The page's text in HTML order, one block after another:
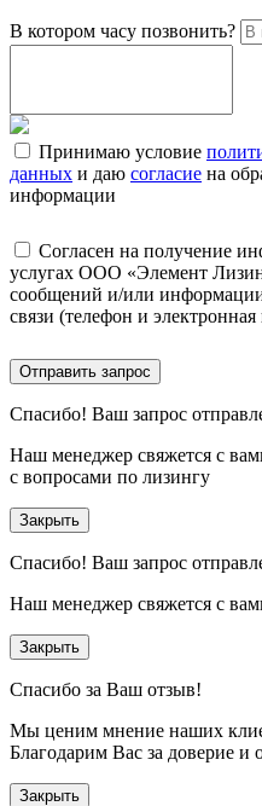
В котором часу позвонить?
Принимаю условие
данных и даю согласие на
информации
Согласен на получение
услугах ООО «Элемент
сообщений и/или
связи (телефон и электронная
Отправить запрос
Спасибо! Ваш запрос
Наш менеджер свяжется с
с вопросами по лизингу
Закрыть
Спасибо! Ваш запрос
Наш менеджер свяжется с
Закрыть
Спасибо за Ваш отзыв!
Мы ценим мнение наших
Благодарим Вас за доверие и
Закрыть